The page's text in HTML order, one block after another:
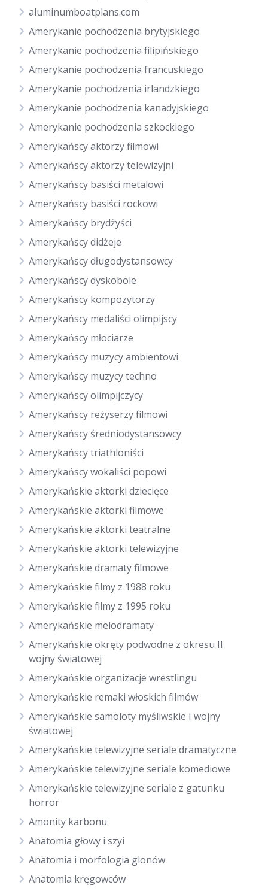
aluminumboatplans.com
Amerykanie pochodzenia brytyjskiego
Amerykanie pochodzenia filipińskiego
Amerykanie pochodzenia francuskiego
Amerykanie pochodzenia irlandzkiego
Amerykanie pochodzenia kanadyjskiego
Amerykanie pochodzenia szkockiego
Amerykańscy aktorzy filmowi
Amerykańscy aktorzy telewizyjni
Amerykańscy basiści metalowi
Amerykańscy basiści rockowi
Amerykańscy brydżyści
Amerykańscy didżeje
Amerykańscy długodystansowcy
Amerykańscy dyskobole
Amerykańscy kompozytorzy
Amerykańscy medaliści olimpijscy
Amerykańscy młociarze
Amerykańscy muzycy ambientowi
Amerykańscy muzycy techno
Amerykańscy olimpijczycy
Amerykańscy reżyserzy filmowi
Amerykańscy średniodystansowcy
Amerykańscy triathloniści
Amerykańscy wokaliści popowi
Amerykańskie aktorki dziecięce
Amerykańskie aktorki filmowe
Amerykańskie aktorki teatralne
Amerykańskie aktorki telewizyjne
Amerykańskie dramaty filmowe
Amerykańskie filmy z 1988 roku
Amerykańskie filmy z 1995 roku
Amerykańskie melodramaty
Amerykańskie okręty podwodne z okresu II
wojny światowej
Amerykańskie organizacje wrestlingu
Amerykańskie remaki włoskich filmów
Amerykańskie samoloty myśliwskie I wojny
światowej
Amerykańskie telewizyjne seriale dramatyczne
Amerykańskie telewizyjne seriale komediowe
Amerykańskie telewizyjne seriale z gatunku
horror
Amonity karbonu
Anatomia głowy i szyi
Anatomia i morfologia glonów
Anatomia kręgowców